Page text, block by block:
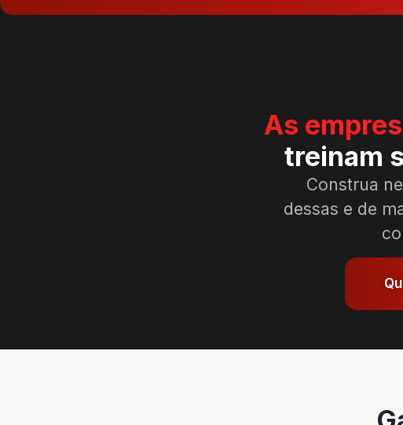
As
treinam
Construa
dessas e de